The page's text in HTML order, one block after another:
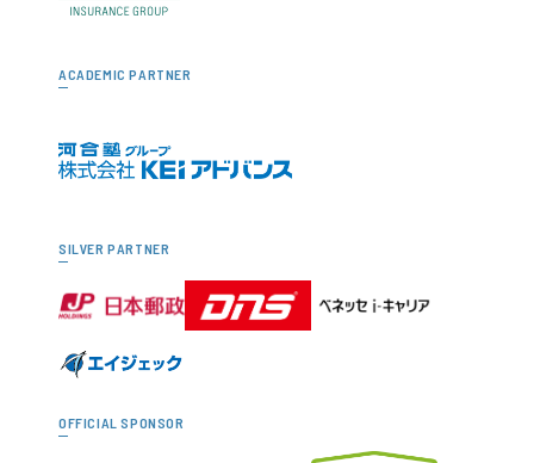
ACADEMIC PARTNER
SILVER PARTNER
OFFICIAL SPONSOR